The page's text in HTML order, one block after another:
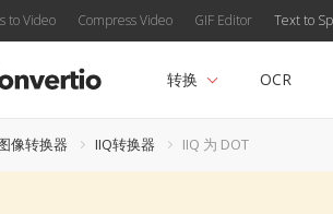
to Video Compress Video GIF Editor Text to
转换 OCR
像转换器 IIQ转换器 IIQ 为 DOT